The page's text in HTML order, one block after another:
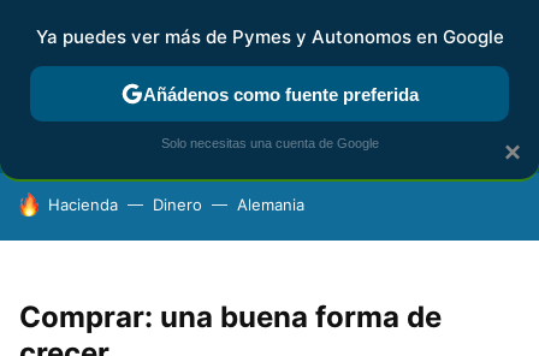
FISCALIDAD Y CONTABILIDAD KIT DIGITAL RENTA
HOY SE HABLA DE
Hacienda Dinero Alemania
Comprar: una buena forma de
×
Ya puedes ver más de Pymes y Autonomos en Google
Añádenos como fuente preferida
Solo necesitas una cuenta de Google